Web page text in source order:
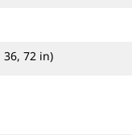
36, 72 in)